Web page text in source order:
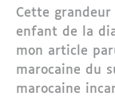
Cette grandeur
enfant de la
mon article
marocaine du
marocaine